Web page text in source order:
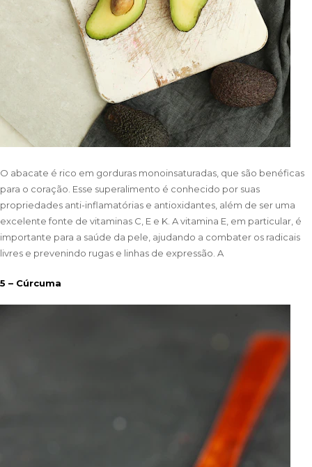
O abacate é rico em gorduras monoinsaturadas, que são benéficas
para o coração. Esse superalimento é conhecido por suas
propriedades anti-inflamatórias e antioxidantes, além de ser uma
excelente fonte de vitaminas C, E e K. A vitamina E, em particular, é
importante para a saúde da pele, ajudando a combater os radicais
livres e prevenindo rugas e linhas de expressão. A
5 – Cúrcuma